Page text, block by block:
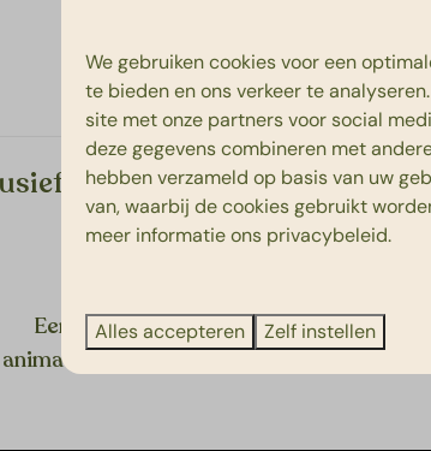
tijdens jullie verblijf bij
Een uitgebreid
animatieprogramma
Onbeperkt WiFi
meerdere
We gebruiken cookies voor een
te bieden en ons verkeer te
site met onze partners voor social
deze gegevens combineren met
hebben verzameld op basis van uw
van, waarbij de cookies gebruikt
meer informatie ons privacybeleid.
Alles accepteren Zelf instellen